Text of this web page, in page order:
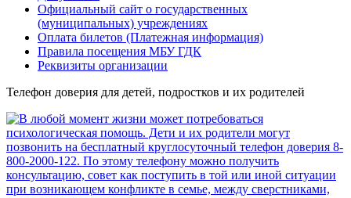
Официальный сайт о государственных
(муниципальных) учреждениях
Оплата билетов (Платежная информация)
Правила посещения МБУ ГДК
Реквизиты организации
Телефон доверия для детей, подростков и их родителей